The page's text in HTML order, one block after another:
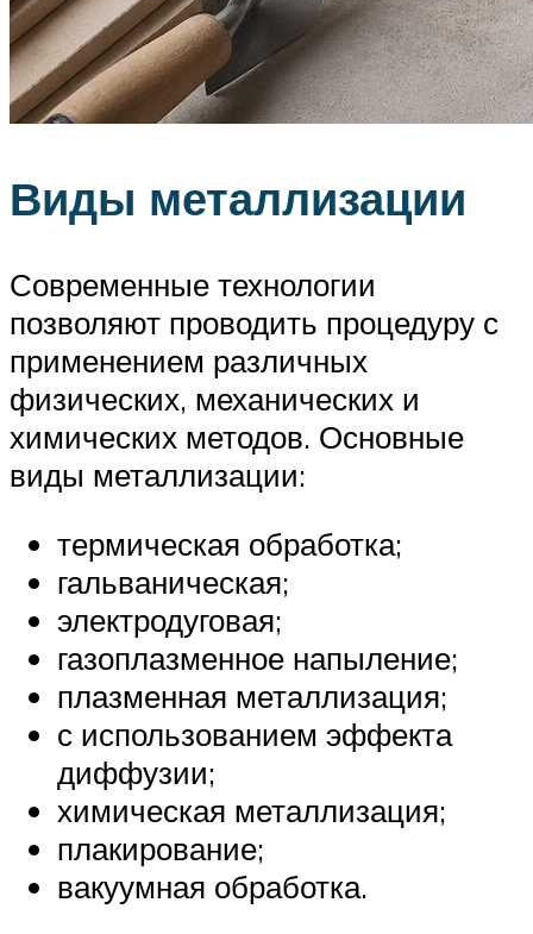
Виды металлизации
Современные технологии
позволяют проводить процедуру с
применением различных
физических, механических и
химических методов. Основные
виды металлизации:
термическая обработка;
гальваническая;
электродуговая;
газоплазменное напыление;
плазменная металлизация;
с использованием эффекта
диффузии;
химическая металлизация;
плакирование;
вакуумная обработка.